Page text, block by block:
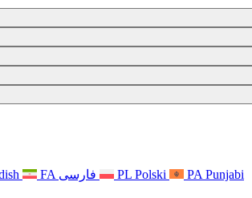
FA فارسی PL Polski PA Punjabi